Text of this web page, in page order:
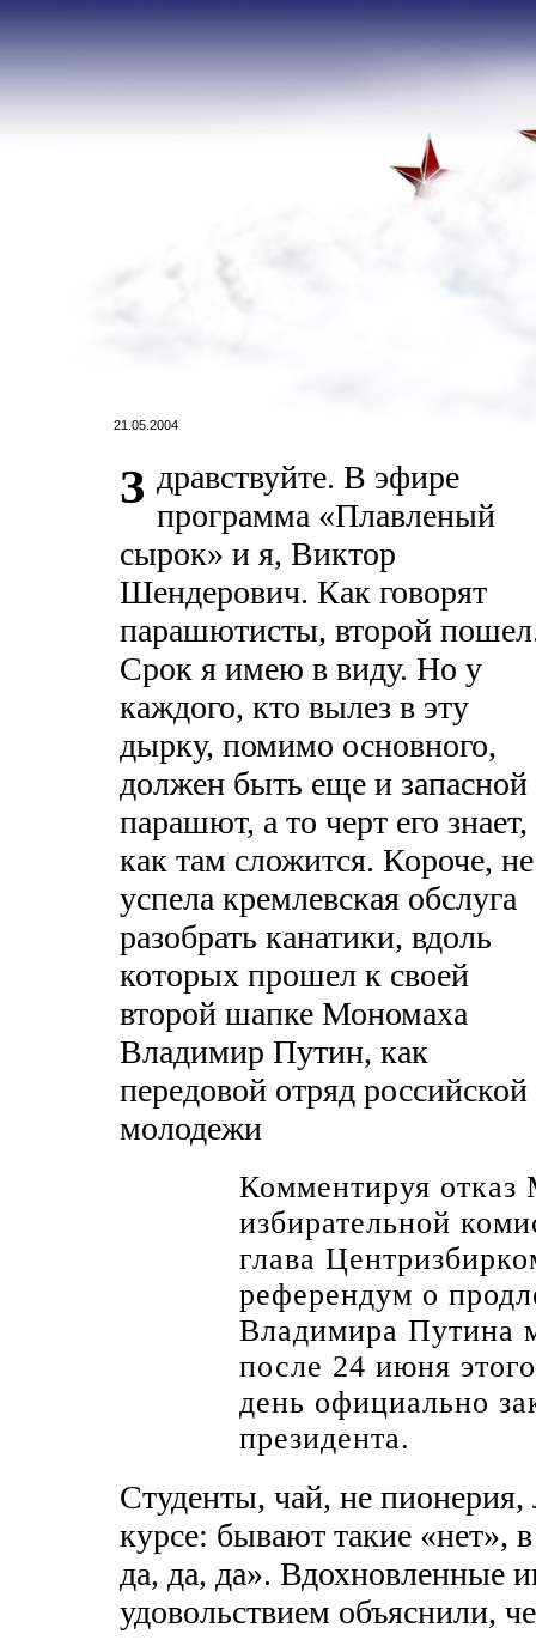
21.05.2004
З дравствуйте. В эфире
программа «Плавленый
сырок» и я, Виктор
Шендерович. Как говорят
парашютисты, второй
Срок я имею в виду. Но у
каждого, кто вылез в эту
дырку, помимо основного,
должен быть еще и запасной
парашют, а то черт его знает,
как там сложится. Короче, не
успела кремлевская обслуга
разобрать канатики, вдоль
которых прошел к своей
второй шапке Мономаха
Владимир Путин, как
передовой отряд российской
молодежи
Комментируя отказ
избирательной
глава
референдум о
Владимира Путина
после 24 июня
день официально
президента.
Студенты, чай, не
курсе: бывают такие «нет»,
да, да, да». Вдохновленные
удовольствием объяснили,